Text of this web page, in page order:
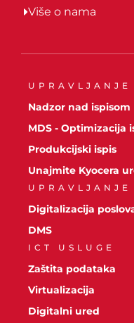
Više o nama
UPRAVLJANJE
Nadzor nad ispisom
MDS - Optimizacija
Produkcijski ispis
Unajmite Kyocera
UPRAVLJANJE
Digitalizacija
DMS
ICT USLUGE
Zaštita podataka
Virtualizacija
Digitalni ured